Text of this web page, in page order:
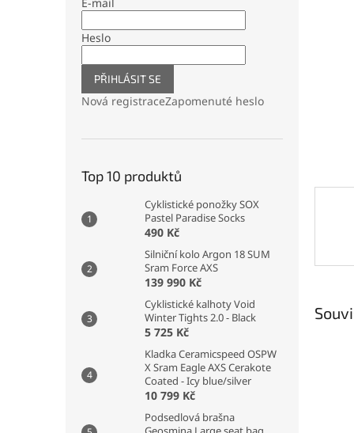
Heslo
PŘIHLÁSIT SE
Nová registraceZapomenuté heslo
Top 10 produktů
Cyklistické ponožky SOX
Pastel Paradise Socks
490 Kč
Silniční kolo Argon 18 SUM
Sram Force AXS
139 990 Kč
Cyklistické kalhoty Void
Winter Tights 2.0 - Black
5 725 Kč
Kladka Ceramicspeed OSPW
X Sram Eagle AXS Cerakote
Coated - Icy blue/silver
10 799 Kč
Podsedlová brašna